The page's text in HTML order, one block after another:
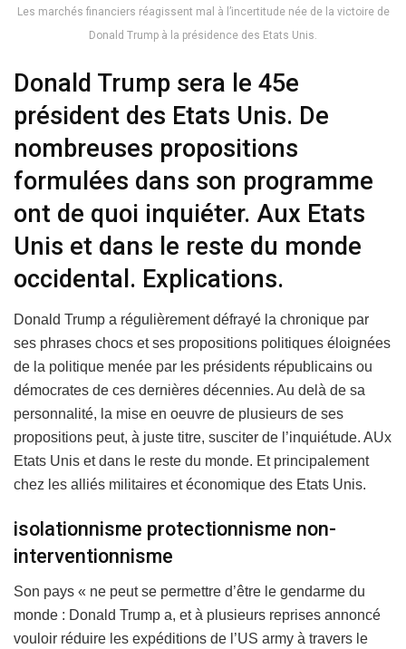
Les marchés financiers réagissent mal à l’incertitude née de la victoire de
Donald Trump à la présidence des Etats Unis.
Donald Trump sera le 45e
président des Etats Unis. De
nombreuses propositions
formulées dans son programme
ont de quoi inquiéter. Aux Etats
Unis et dans le reste du monde
occidental. Explications.
Donald Trump a régulièrement défrayé la chronique par
ses phrases chocs et ses propositions politiques éloignées
de la politique menée par les présidents républicains ou
démocrates de ces dernières décennies. Au delà de sa
personnalité, la mise en oeuvre de plusieurs de ses
propositions peut, à juste titre, susciter de l’inquiétude. AUx
Etats Unis et dans le reste du monde. Et principalement
chez les alliés militaires et économique des Etats Unis.
isolationnisme protectionnisme non-
interventionnisme
Son pays « ne peut se permettre d’être le gendarme du
monde : Donald Trump a, et à plusieurs reprises annoncé
vouloir réduire les expéditions de l’US army à travers le